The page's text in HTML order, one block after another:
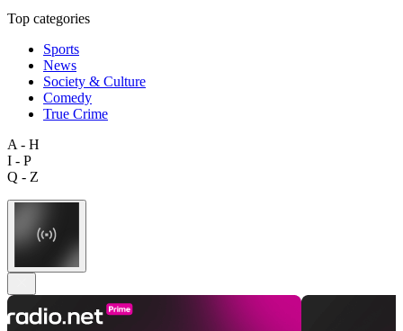
Top categories
Sports
News
Society & Culture
Comedy
True Crime
A - H
I - P
Q - Z